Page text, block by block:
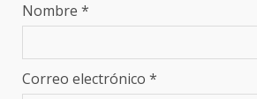
Nombre *
Correo electrónico *